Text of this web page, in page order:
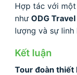
Hợp tác với
như ODG Travel
lượng và sự
Kết luận
Tour đoàn thiết